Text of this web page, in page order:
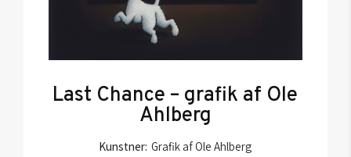
Last Chance – grafik af Ole
Ahlberg
Kunstner: Grafik af Ole Ahlberg